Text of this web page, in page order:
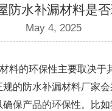
防水补漏材料是否
May 4, 2025
料的环保性主要取决于
的防水补漏材料厂家
保产品的环保性。比